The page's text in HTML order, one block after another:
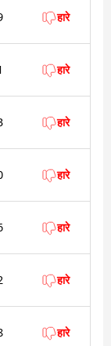
हारे
हारे
हारे
हारे
हारे
हारे
हारे